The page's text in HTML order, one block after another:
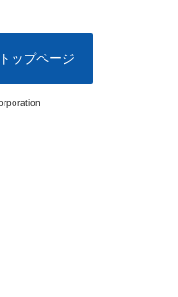
ップページ